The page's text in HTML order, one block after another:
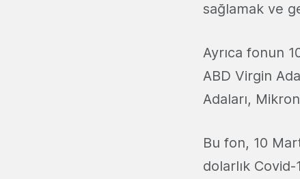
sağlamak ve
Ayrıca fonun
ABD Virgin
Adaları,
Bu fon, 10
dolarlık